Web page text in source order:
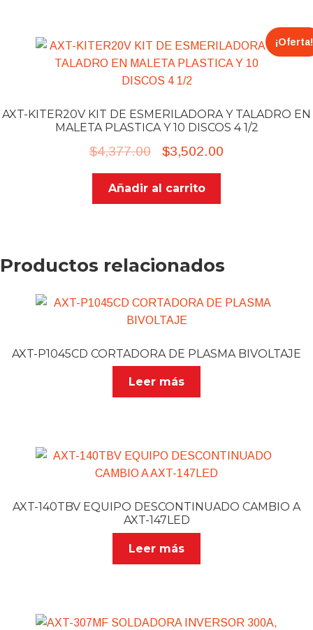
AXT-KITER20V KIT DE ESMERILADORA Y TALADRO EN
MALETA PLASTICA Y 10 DISCOS 4 1/2
¡Oferta!
$4,377.00
Original
price
was:
$3,502.00
Añadir al carrito
Productos relacionados
AXT-P1045CD CORTADORA DE PLASMA BIVOLTAJE
Leer más
AXT-140TBV EQUIPO DESCONTINUADO CAMBIO A
AXT-147LED
Leer más